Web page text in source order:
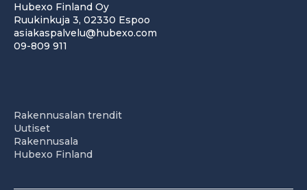
Hubexo Finland Oy
Ruukinkuja 3, 02330 Espoo
asiakaspalvelu@hubexo.com
09-809 911
Rakennusalan trendit
Uutiset
Rakennusala
Hubexo Finland